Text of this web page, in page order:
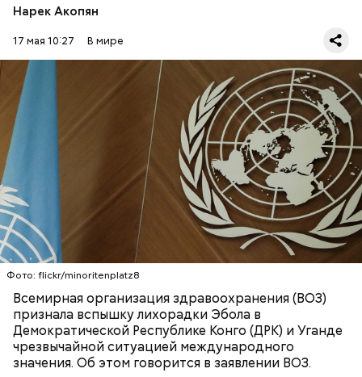
Нарек Акопян
17 мая 10:27 В мире
Фото: flickr/minoritenplatz8
Всемирная организация здравоохранения (ВОЗ)
признала вспышку лихорадки Эбола в
Демократической Республике Конго (ДРК) и Уганде
чрезвычайной ситуацией международного
значения. Об этом говорится в заявлении ВОЗ.
К тому же здесь водятся редкие виды животных и
других растений, которых в мире больше нигде не
встретить. На Сокотре также есть горы,
известняковое плато и прибрежные равнины,
которые дополняют «внеземную» атмосферу.